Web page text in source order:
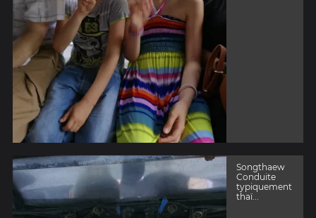
Songthaew
Conduite
typiquement
thaï...